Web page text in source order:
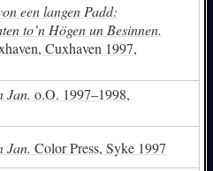
een langen Padd:
to’n Högen un Besinnen.
Cuxhaven 1997,
Jan. o.O. 1997–1998,
Jan. Color Press, Syke 1997